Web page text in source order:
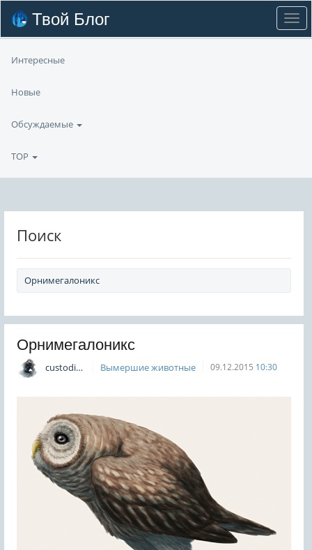
Твой Блог
Интересные
Новые
Обсуждаемые
TOP
Поиск
Орнимегалоникс
custodian Вымершие животные 09.12.2015 10:30